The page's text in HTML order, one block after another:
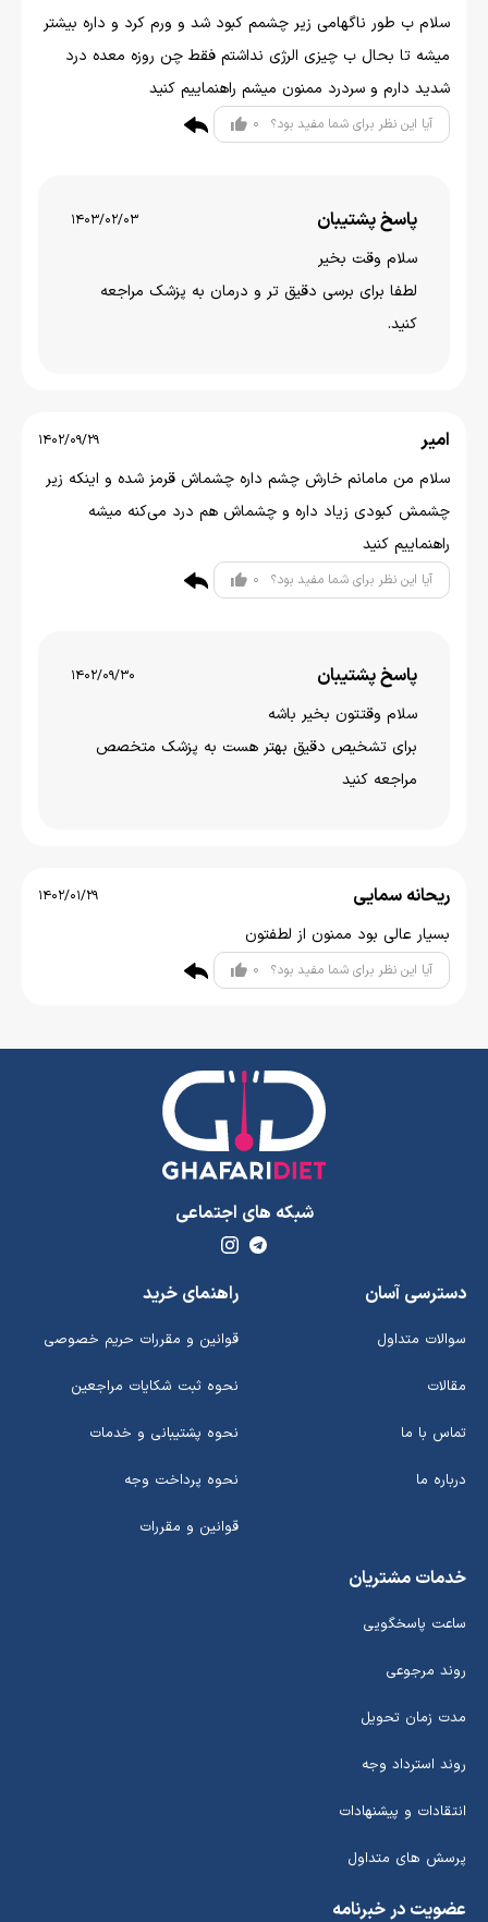
سلام ب طور ناگهامی زیر چشمم کبود شد و ورم کرد و داره بیشتر
میشه تا بحال ب چیزی الرژی نداشتم فقط چن روزه معده درد
شدید دارم و سردرد ممنون میشم راهنماییم کنید
آیا این نظر برای شما مفید بود؟ 0
پاسخ پشتیبان 1403/02/03
سلام وقت بخیر
لطفا برای برسی دقیق تر و درمان به پزشک مراجعه
کنید.
امیر 1402/09/29
سلام من مامانم خارش چشم داره چشماش قرمز شده و اینکه زیر
چشمش کبودی زیاد داره و چشماش هم درد می‌کنه میشه
راهنماییم کنید
آیا این نظر برای شما مفید بود؟ 0
پاسخ پشتیبان 1402/09/30
سلام وقتتون بخير باشه
برای تشخیص دقیق بهتر هست به پزشک متخصص
مراجعه کنید
ریحانه سمایی 1402/01/29
بسیار عالی بود ممنون از لطفتون
آیا این نظر برای شما مفید بود؟ 0
شبکه های اجتماعی
دسترسی آسان
سوالات متداول
مقالات
تماس با ما
درباره ما
راهنمای خرید
قوانین و مقررات حریم خصوصی
نحوه ثبت شکایات مراجعین
نحوه پشتیبانی و خدمات
نحوه پرداخت وجه
قوانین و مقررات
خدمات مشتریان
ساعت پاسخگویی
روند مرجوعی
مدت زمان تحویل
روند استرداد وجه
انتقادات و پیشنهادات
پرسش های متداول
عضویت در خبرنامه